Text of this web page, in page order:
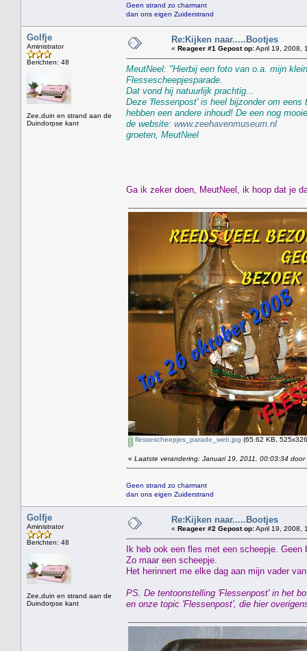
Geen strand zo charmant
dan ons eigen Zuiderstrand
Golfje
Aministrator
Berichten: 48
Zee,duin en strand aan de
Duindorpse kant
Re:Kijken naar.....Bootjes
« Reageer #1 Gepost op:April 19, 2008,
MeutNeel: "Hierbij een foto van o.a. mijn
Flessescheepjesparade.
Dat vond hij natuurlijk prachtig...
Deze 'flessenpost' is heel bijzonder om
hebben een andere inhoud! De een nog
de website: www.zeehavenmuseum.nl
groeten, MeutNeel
Ga ik zeker doen, MeutNeel, ik hoop dat je
flessescheepjes_parade_web.jpg (65.62 KB,
« Laatste verandering: Januari 19, 2011, 00:03:34 door
Geen strand zo charmant
dan ons eigen Zuiderstrand
Golfje
Aministrator
Berichten: 48
Zee,duin en strand aan de
Duindorpse kant
Re:Kijken naar.....Bootjes
« Reageer #2 Gepost op:April 19, 2008,
Ik heb ook een fles met een scheepje. Geen
Zo maar een scheepje.
Het herinnert me elke dag aan mijn vader
PS. De tentoonstelling 'Flessenpost' in het
en onze topic 'Flessenpost', die hier